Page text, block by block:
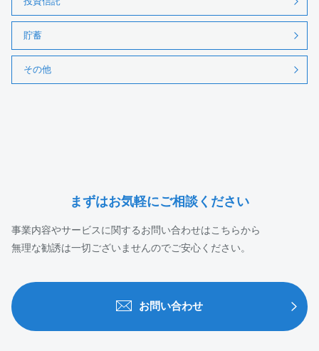
貯蓄
その他
まずはお気軽にご相談ください
事業内容やサービスに関するお問い合わせはこちらから
無理な勧誘は一切ございませんのでご安心ください。
お問い合わせ